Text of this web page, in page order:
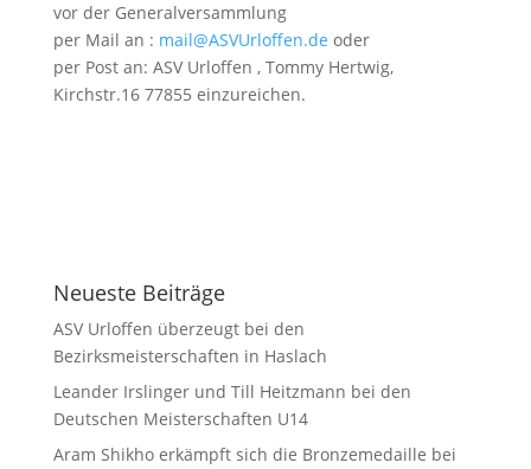
vor der Generalversammlung
per Mail an : mail@ASVUrloffen.de oder
per Post an: ASV Urloffen , Tommy Hertwig,
Kirchstr.16 77855 einzureichen.
Neueste Beiträge
ASV Urloffen überzeugt bei den
Bezirksmeisterschaften in Haslach
Leander Irslinger und Till Heitzmann bei den
Deutschen Meisterschaften U14
Aram Shikho erkämpft sich die Bronzemedaille bei